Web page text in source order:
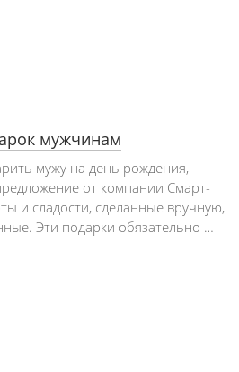
мужчинам
мужу на день рождения,
от компании Смарт-
и сладости, сделанные вручную,
Эти подарки обязательно …